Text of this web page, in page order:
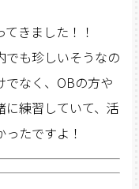
きました！！
も珍しいそうなの
でなく、OBの方や
練習していて、活
たですよ！